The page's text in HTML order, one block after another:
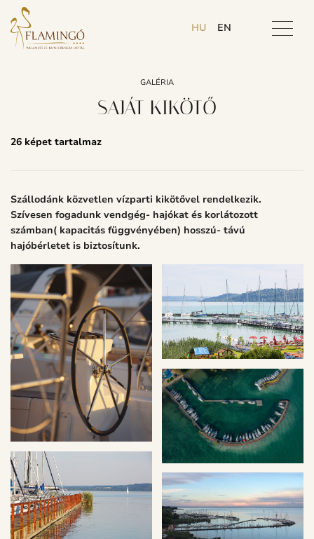
HU EN
GALÉRIA
SAJÁT KIKÖTŐ
26 képet tartalmaz
Szállodánk közvetlen vízparti kikötővel rendelkezik.
Szívesen fogadunk vendgég- hajókat és korlátozott
számban( kapacitás függvényében) hosszú- távú
hajóbérletet is biztosítunk.